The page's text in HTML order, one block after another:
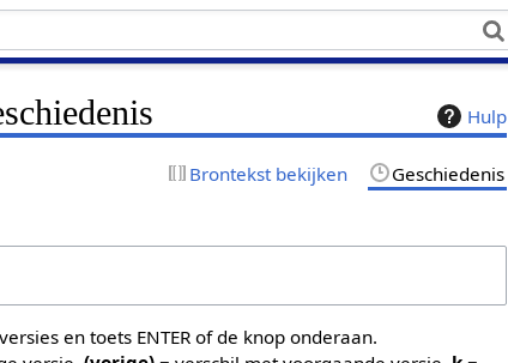
Hulp
Brontekst bekijken Geschiedenis
en toets ENTER of de knop onderaan.